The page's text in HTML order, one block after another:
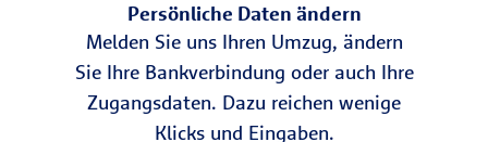
Persönliche Daten ändern
Melden Sie uns Ihren Umzug, ändern
Sie Ihre Bankverbindung oder auch Ihre
Zugangsdaten. Dazu reichen wenige
Klicks und Eingaben.